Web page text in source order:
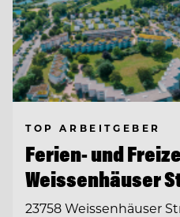
TOP ARBEITGEBER
Ferien- und
Weissenhäuser
23758 Weissenhäuser